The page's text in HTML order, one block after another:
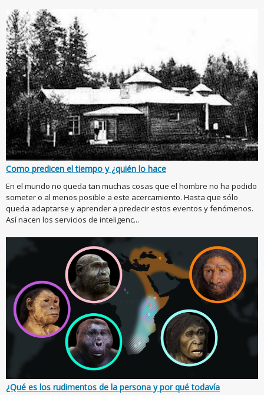
Como predicen el tiempo y ¿quién lo hace
En el mundo no queda tan muchas cosas que el hombre no ha podido
someter o al menos posible a este acercamiento. Hasta que sólo
queda adaptarse y aprender a predecir estos eventos y fenómenos.
Así nacen los servicios de inteligenc...
¿Qué es los rudimentos de la persona y por qué todavía